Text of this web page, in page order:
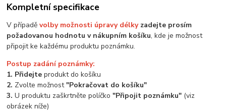
Kompletní specifikace
V případěvolby možnosti úpravy délkyzadejte prosím
požadovanou hodnotu v nákupním košíku, kde je možnost
připojit ke každému produktu poznámku.
Postup zadání poznámky:
1. Přidejte produkt do košíku
2. Zvolte možnost"Pokračovat do košíku"
3.U produktu zaškrtněte políčko"Připojit poznámku" (viz
obrázek níže)